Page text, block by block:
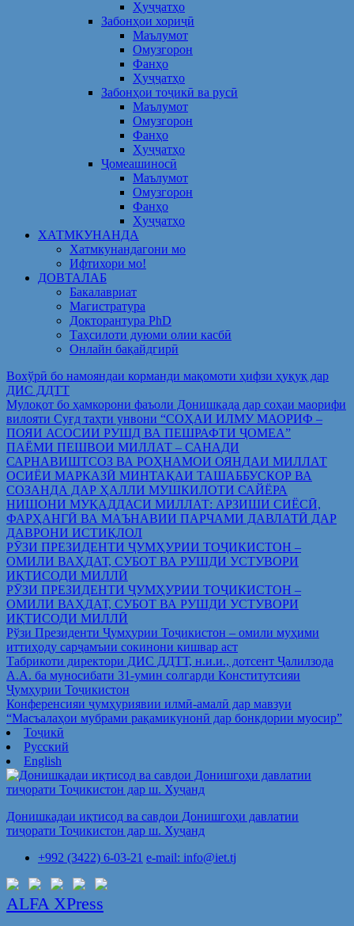
Ҳуҷҷатҳо
Забонҳои хориҷӣ
Маълумот
Омузгорон
Фанҳо
Ҳуҷҷатҳо
Забонҳои тоҷикӣ ва русӣ
Маълумот
Омузгорон
Фанҳо
Ҳуҷҷатҳо
Ҷомеашиносӣ
Маълумот
Омузгорон
Фанҳо
Ҳуҷҷатҳо
ХАТМКУНАНДА
Хатмкунандагони мо
Ифтихори мо!
ДОВТАЛАБ
Бакалавриат
Магистратура
Докторантура PhD
Таҳсилоти дуюми олии касбӣ
Онлайн бақайдгирӣ
Вохўрӣ бо намояндаи корманди мақомоти ҳифзи ҳуқуқ дар
ДИС ДДТТ
Мулоқот бо ҳамкорони фаъоли Донишкада дар соҳаи маорифи
вилояти Суғд таҳти унвони “СОҲАИ ИЛМУ МАОРИФ –
ПОЯИ АСОСИИ РУШД ВА ПЕШРАФТИ ҶОМЕА”
ПАЁМИ ПЕШВОИ МИЛЛАТ – САНАДИ
САРНАВИШТСОЗ ВА РОҲНАМОИ ОЯНДАИ МИЛЛАТ
ОСИЁИ МАРКАЗӢ МИНТАҚАИ ТАШАББУСКОР ВА
СОЗАНДА ДАР ҲАЛЛИ МУШКИЛОТИ САЙЁРА
НИШОНИ МУҚАДДАСИ МИЛЛАТ: АРЗИШИ СИЁСӢ,
ФАРҲАНГӢ ВА МАЪНАВИИ ПАРЧАМИ ДАВЛАТӢ ДАР
ДАВРОНИ ИСТИҚЛОЛ
РӮЗИ ПРЕЗИДЕНТИ ҶУМҲУРИИ ТОҶИКИСТОН –
ОМИЛИ ВАҲДАТ, СУБОТ ВА РУШДИ УСТУВОРИ
ИҚТИСОДИ МИЛЛӢ
РӮЗИ ПРЕЗИДЕНТИ ҶУМҲУРИИ ТОҶИКИСТОН –
ОМИЛИ ВАҲДАТ, СУБОТ ВА РУШДИ УСТУВОРИ
ИҚТИСОДИ МИЛЛӢ
Рўзи Президенти Ҷумҳурии Тоҷикистон – омили муҳими
иттиҳоду сарҷамъии сокинони кишвар аст
Табрикоти директори ДИС ДДТТ, н.и.и., дотсент Ҷалилзода
А.А. ба муносибати 31-умин солгарди Конститутсияи
Ҷумҳурии Тоҷикистон
Конференсияи ҷумҳуриявии илмӣ-амалӣ дар мавзуи
“Масъалаҳои мубрами рақамикунонӣ дар бонкдории муосир”
Тоҷикӣ
Русский
English
Донишкадаи иқтисод ва савдои Донишгоҳи давлатии
тиҷорати Тоҷикистон дар ш. Хуҷанд
+992 (3422) 6-03-21 e-mail: info@iet.tj
ALFA XPress